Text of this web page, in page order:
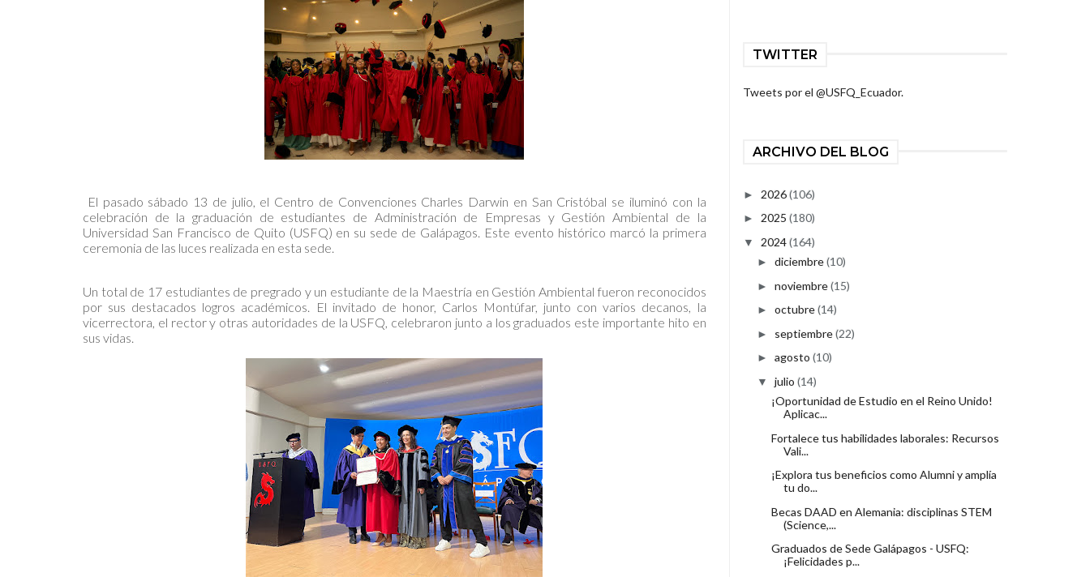
El pasado sábado 13 de julio, el Centro de Convenciones Charles Darwin en San Cristóbal se iluminó con la
celebración de la graduación de estudiantes de Administración de Empresas y Gestión Ambiental de la
Universidad San Francisco de Quito (USFQ) en su sede de Galápagos. Este evento histórico marcó la primera
ceremonia de las luces realizada en esta sede.
Un total de 17 estudiantes de pregrado y un estudiante de la Maestría en Gestión Ambiental fueron reconocidos
por sus destacados logros académicos. El invitado de honor, Carlos Montúfar, junto con varios decanos, la
vicerrectora, el rector y otras autoridades de la USFQ, celebraron junto a los graduados este importante hito en
sus vidas.
TWITTER
Tweets por el @USFQ_Ecuador.
ARCHIVO DEL BLOG
► 2026(106)
► 2025 (180)
▼ 2024(164)
► diciembre(10)
► noviembre(15)
► octubre(14)
► septiembre(22)
► agosto (10)
▼ julio (14)
¡Oportunidad de Estudio en el Reino Unido!
Aplicac...
Fortalece tus habilidades laborales: Recursos
Vali...
¡Explora tus beneficios como Alumni y amplía
tu do...
Becas DAAD en Alemania: disciplinas STEM
(Science,...
Graduados de Sede Galápagos - USFQ:
¡Felicidades p...